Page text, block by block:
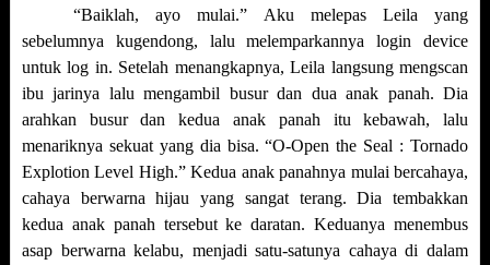
“Baiklah, ayo mulai.” Aku melepas Leila yang
sebelumnya kugendong, lalu melemparkannya login device
untuk log in. Setelah menangkapnya, Leila langsung mengscan
ibu jarinya lalu mengambil busur dan dua anak panah. Dia
arahkan busur dan kedua anak panah itu kebawah, lalu
menariknya sekuat yang dia bisa. “O-Open the Seal : Tornado
Explotion Level High.” Kedua anak panahnya mulai bercahaya,
cahaya berwarna hijau yang sangat terang. Dia tembakkan
kedua anak panah tersebut ke daratan. Keduanya menembus
asap berwarna kelabu, menjadi satu-satunya cahaya di dalam